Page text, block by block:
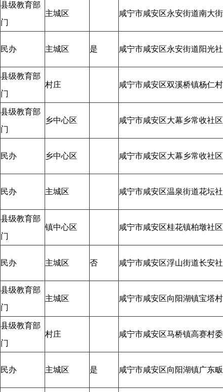
县级教育部
门
主城区 咸宁市咸安区永安街道南大
民办 主城区 是 咸宁市咸安区永安街道阳光
县级教育部
门
村庄 咸宁市咸安区双溪桥镇杨仁
县级教育部
门
乡中心区 咸宁市咸安区大幕乡常收社区
民办 乡中心区 咸宁市咸安区大幕乡常收社区
民办 主城区 咸宁市咸安区温泉街道花坛
县级教育部
门
镇中心区 咸宁市咸安区桂花镇柏墩社区
民办 主城区 否 咸宁市咸安区浮山街道长安
县级教育部
门
主城区 咸宁市咸安区向阳湖镇宝塔
县级教育部
门
村庄 咸宁市咸安区马桥镇高赛村
民办 主城区 是 咸宁市咸安区向阳湖镇广东